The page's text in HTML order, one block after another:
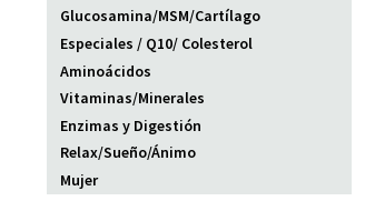
Glucosamina/MSM/Cartílago
Especiales / Q10/ Colesterol
Aminoácidos
Vitaminas/Minerales
Enzimas y Digestión
Relax/Sueño/Ánimo
Mujer